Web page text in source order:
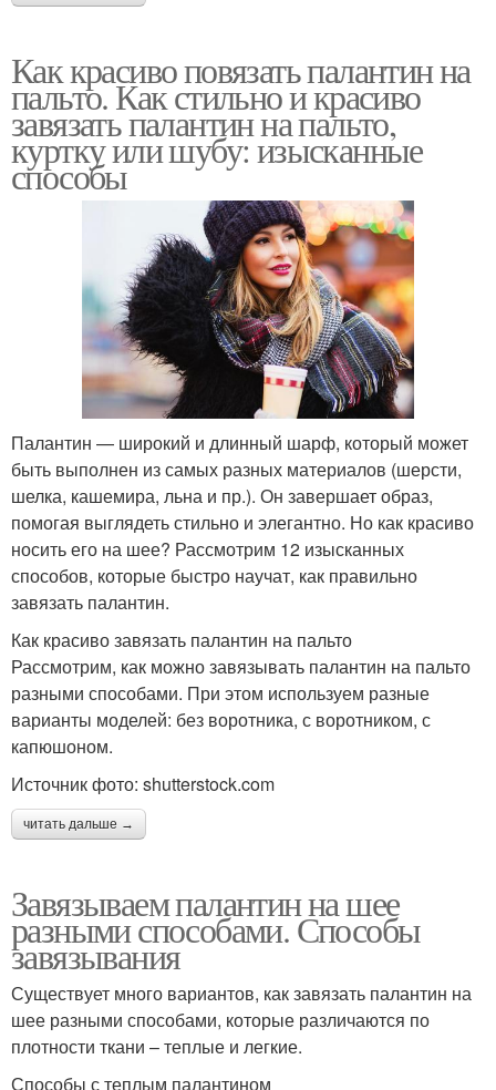
Как красиво повязать палантин на
пальто. Как стильно и красиво
завязать палантин на пальто,
куртку или шубу: изысканные
способы
Палантин — широкий и длинный шарф, который может
быть выполнен из самых разных материалов (шерсти,
шелка, кашемира, льна и пр.). Он завершает образ,
помогая выглядеть стильно и элегантно. Но как красиво
носить его на шее? Рассмотрим 12 изысканных
способов, которые быстро научат, как правильно
завязать палантин.
Как красиво завязать палантин на пальто
Рассмотрим, как можно завязывать палантин на пальто
разными способами. При этом используем разные
варианты моделей: без воротника, с воротником, с
капюшоном.
Источник фото: shutterstock.com
читать дальше →
Завязываем палантин на шее
разными способами. Способы
завязывания
Существует много вариантов, как завязать палантин на
шее разными способами, которые различаются по
плотности ткани – теплые и легкие.
Способы с теплым палантином